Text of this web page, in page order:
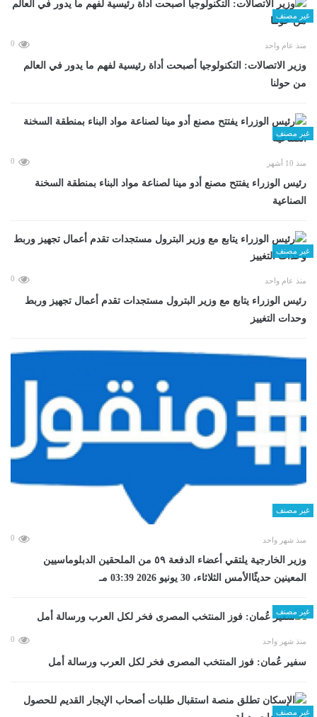
غير مصنف
منذ عام واحد 0
وزير الاتصالات: التكنولوجيا أصبحت أداة رئيسية لفهم ما يدور في العالم
من حولنا
غير مصنف
منذ 10 أشهر 0
رئيس الوزراء يفتتح مصنع أدو مينا لصناعة مواد البناء بمنطقة السخنة
الصناعية
غير مصنف
منذ عام واحد 0
رئيس الوزراء يتابع مع وزير البترول مستجدات تقدم أعمال تجهيز وربط
وحدات التغييز
غير مصنف
منذ شهر واحد 0
وزير الخارجية يلتقي أعضاء الدفعة ٥٩ من الملحقين الدبلوماسيين
المعينين حديثًاالأمس الثلاثاء، 30 يونيو 2026 03:39 مـ
غير مصنف
منذ شهر واحد 0
سفير عُمان: فوز المنتخب المصرى فخر لكل العرب ورسالة أمل
غير مصنف